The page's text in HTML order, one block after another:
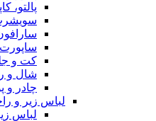
پالتو،
ساپورت
کت و
شال و
چادر و
لباس زیر و
لباس